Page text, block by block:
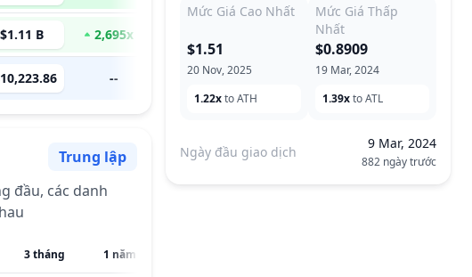
$1.11 B 2,695x
--
Cảm tính
Trung lập
đầu, các danh
3 tháng 1 năm
Mức Giá Cao Nhất
20 Nov, 2025
$1.51
1.22xto ATH
Mức Giá Thấp
Nhất
19 Mar, 2024
$0.8909
1.39xto ATL
Ngày đầu giao dịch
9 Mar, 2024
882 ngày trước